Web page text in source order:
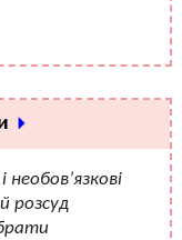
необов’язкові
розсуд